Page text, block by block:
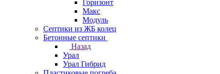
Горизонт
Макс
Модуль
Септики из ЖБ колец
Бетонные септики
Назад
Урал
Урал Гибрид